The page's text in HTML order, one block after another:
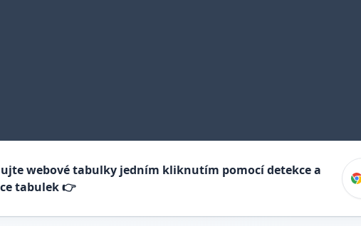
webové tabulky jedním kliknutím pomocí detekce a
tabulek 👉